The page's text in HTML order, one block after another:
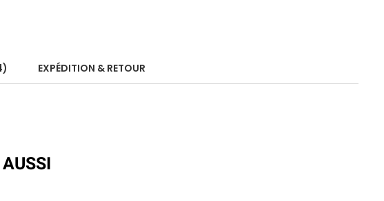
EXPÉDITION & RETOUR